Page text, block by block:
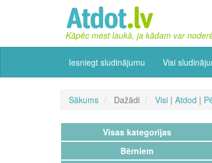
Kāpēc mest laukā, ja kādam var
Iesniegt sludinājumu Visi
Sākums Dažādi Visi | Atdod |
Visas kategorijas
Bērniem